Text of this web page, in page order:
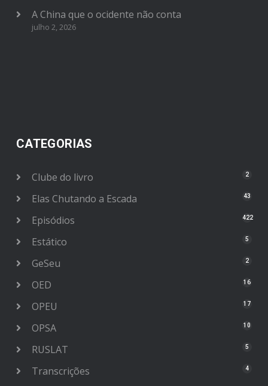
A China que o ocidente não conta
julho 2, 2026
CATEGORIAS
Clube do livro 2
Elas Chutando a Escada 43
Episódios 422
Estático 5
GeSeu 2
OED 16
OPEU 17
OPSA 10
RUSLAT 5
Transcrições 4